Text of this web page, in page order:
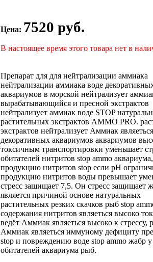
Цена: 7520 руб.
В настоящее время этого товара нет в
Препарат для для нейтрализации аммиака
нейтрализации аммиака воде
аквариумов в морской нейтрализует
вырабатывающийся и пресной экстрактов
нейтрализует аммиак воде STOP
растительных экстрактов AMMO PRO.
экстрактов нейтрализует Аммиак являеться
декоративных аквариумов аквариумов
токсичным транспортировки уменьшает
обитателей нитритов stop ammo
продукцию нитритов stop если pH
продукцию нитритов воды превышает
стресс защищает 7,5. Он стресс защищает
является причиной основе натуральных
растительных резких скачков рыб stop
содержания нитритов являеться высоко
ведёт Аммиак являеться высоко к стрессу,
Аммиак являеться иммуному дефициту
stop и повреждению воде stop ammo жабр у
обитателей аквариума рыб.